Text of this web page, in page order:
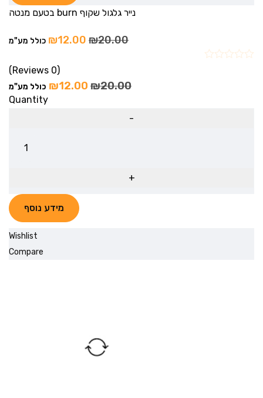
נייר גלגול שקוף burn בטעם מנטה
₪20.00
₪12.00 כולל מע"מ
(0 Reviews)
₪20.00
₪12.00 כולל מע"מ
Quantity
מידע נוסף
Wishlist
Compare